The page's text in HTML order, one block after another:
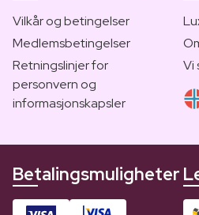
Vilkår og betingelser
Medlemsbetingelser
Retningslinjer for
personvern og
informasjonskapsler
Vi
Betalingsmuligheter